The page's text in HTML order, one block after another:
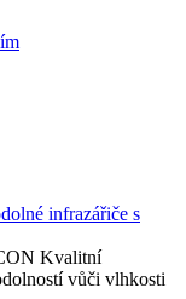
infrazářiče s
Kvalitní
vůči vlhkosti